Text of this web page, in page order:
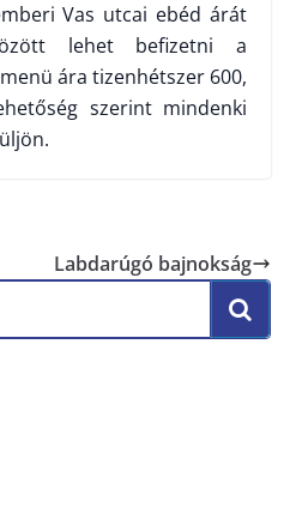
Vas utcai ebéd árát
lehet befizetni a
ára tizenhétszer 600,
szerint mindenki
Labdarúgó bajnokság